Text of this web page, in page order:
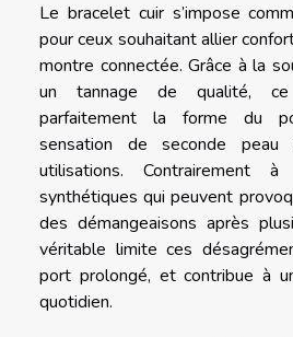
Le bracelet cuir s’impose
pour ceux souhaitant allier
montre connectée. Grâce à la
un tannage de qualité, ce
parfaitement la forme du
sensation de seconde peau
utilisations. Contrairement à
synthétiques qui peuvent
des démangeaisons après
véritable limite ces
port prolongé, et contribue à
quotidien.